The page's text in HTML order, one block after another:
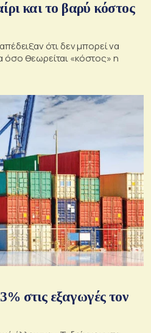
και το βαρύ κόστος
ότι δεν μπορεί να
όσο θεωρείται «κόστος» η
στις εξαγωγές τον